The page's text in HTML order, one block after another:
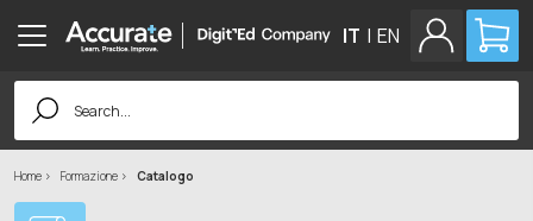
IT | EN
Search
for:
Home Formazione Catalogo